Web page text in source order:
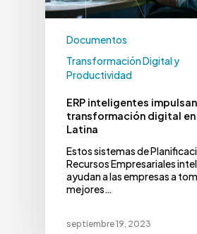
Documentos
Transformación Digital y
Productividad
ERP inteligentes
transformación digital en
Latina
Estos sistemas de
Recursos Empresariales
ayudan a las empresas a
mejores…
septiembre 19, 2023